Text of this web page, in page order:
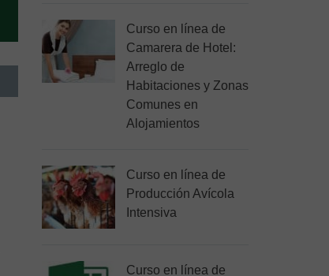
Curso en línea de
Camarera de Hotel:
Arreglo de
Habitaciones y Zonas
Comunes en
Alojamientos
Curso en línea de
Producción Avícola
Intensiva
Curso en línea de